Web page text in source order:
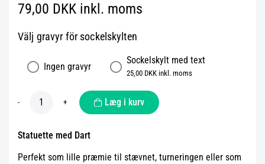
79,00 DKK inkl. moms
Välj gravyr för sockelskylten
Ingen gravyr
Sockelskylt med text
25,00 DKK inkl. moms
- + Læg i kurv
Statuette med Dart
Perfekt som lille præmie til stævnet, turneringen eller som